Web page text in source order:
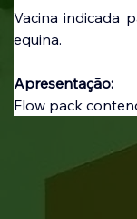
Vacina indicada
equina.
Apresentação:
Flow pack